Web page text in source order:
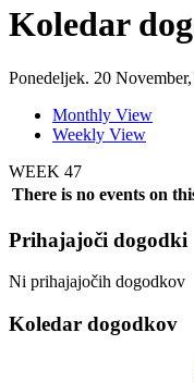
Koledar
Ponedeljek. 20
Monthly View
Weekly View
WEEK 47
There is no events on
Prihajajoči dogodki
Ni prihajajočih dogodkov
Koledar dogodkov